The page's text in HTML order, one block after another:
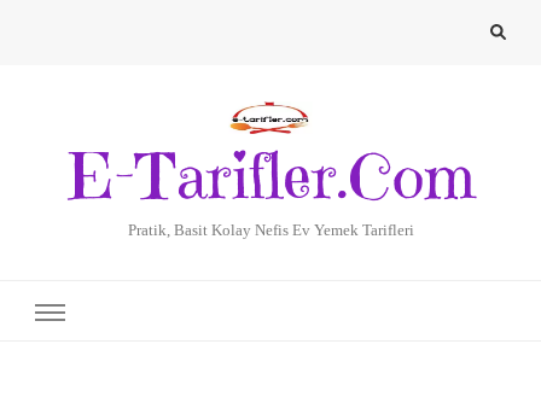
E-Tarifler.Com
Pratik, Basit Kolay Nefis Ev Yemek Tarifleri